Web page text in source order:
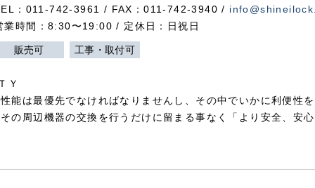
：011-742-3961 / FAX：011-742-3940 /
業時間：8:30〜19:00 / 定休日：日祝日
販売可 工事・取付可
Ｙ
能は最優先でなければなりませんし、その中でいかに利便性
の周辺機器の交換を行うだけに留まる事なく「より安全、安